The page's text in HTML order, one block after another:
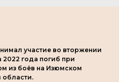
участие во вторжении
2022 года погиб при
из боёв на Изюмском
области.